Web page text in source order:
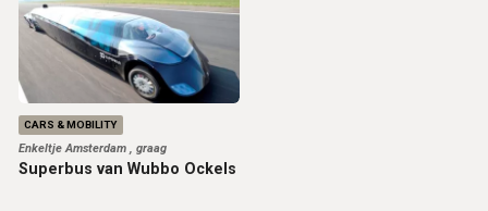
CARS & MOBILITY
Enkeltje Amsterdam , graag
Superbus van Wubbo Ockels